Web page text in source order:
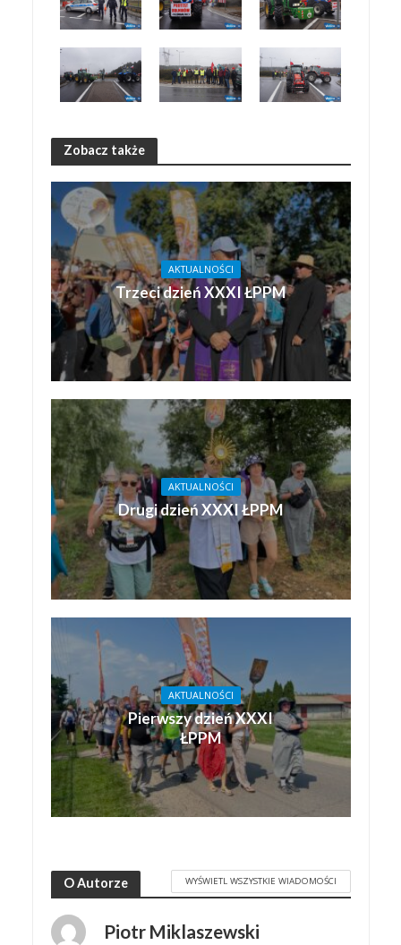
Zobacz także
AKTUALNOŚCI
Trzeci dzień XXXI ŁPPM
AKTUALNOŚCI
Drugi dzień XXXI ŁPPM
AKTUALNOŚCI
Pierwszy dzień XXXI
ŁPPM
O Autorze WYŚWIETL WSZYSTKIE WIADOMOŚCI
Piotr Miklaszewski